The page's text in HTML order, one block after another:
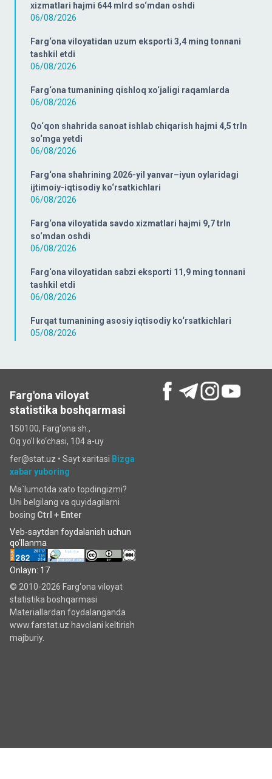
xizmatlari hajmi 644 mlrd so‘mdan oshdi
06/08/2026
Farg‘ona viloyatidan uzum eksporti 3,4 ming tonnani
tashkil etdi
06/08/2026
Farg‘ona tumanining qishloq xo‘jaligi raqamlarda
06/08/2026
Qo‘qon shahrida sanoat ishlab chiqarish hajmi 4,5 trln
so‘mga yetdi
06/08/2026
Farg‘ona shahrining 2026-yil yanvar–iyun oylaridagi
ijtimoiy-iqtisodiy ko‘rsatkichlari
06/08/2026
Farg‘ona viloyatida savdo xizmatlari hajmi 9,7 trln
so‘mdan oshdi
06/08/2026
Farg‘ona viloyatidan sabzi eksporti 11,9 ming tonnani
tashkil etdi
06/08/2026
Furqat tumanining asosiy iqtisodiy ko‘rsatkichlari
05/08/2026
Farg'ona viloyat
statistika boshqarmasi
150100, Farg'ona sh.,
Oq yo'l ko‘chаsi, 104 a-uy
fer@stat.uz • Sayt xaritasi Bizga
xabar yuboring
Ma`lumotda xato topdingizmi?
Uni belgilang va quyidagilarni
bosing Ctrl + Enter
Veb-saytdan foydalanish uchun
qo'llanma
Onlayn: 17
© 2010-2026 Farg‘ona viloyat
statistika boshqarmasi
Materiallardan foydalanganda
www.farstat.uz havolani keltirish
majburiy.